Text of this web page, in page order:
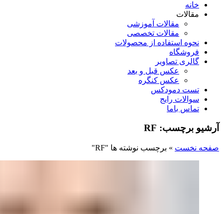
خانه
مقالات
مقالات آموزشی
مقالات تخصصی
نحوه استفاده از محصولات
فروشگاه
گالری تصاویر
عکس قبل و بعد
عکس کنگره
تست دمودکس
سوالات رایج
تماس باما
آرشیو برچسب: RF
صفحه نخست » برچسب نوشته ها "RF"